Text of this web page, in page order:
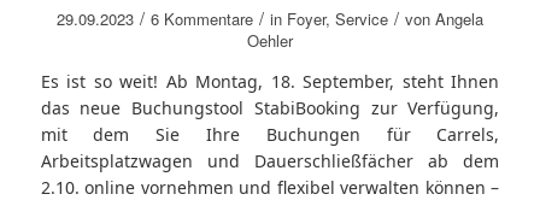
29.09.2023 / 6 Kommentare / in Foyer, Service / von Angela
Oehler
Es ist so weit! Ab Montag, 18. September, steht Ihnen
das neue Buchungstool StabiBooking zur Verfügung,
mit dem Sie Ihre Buchungen für Carrels,
Arbeitsplatzwagen und Dauerschließfächer ab dem
2.10. online vornehmen und flexibel verwalten können –